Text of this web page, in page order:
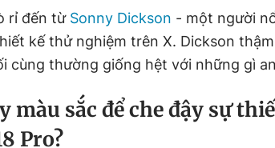
rỉ đến từ Sonny Dickson - một người
kế thử nghiệm trên X. Dickson
cùng thường giống hệt với những gì
màu sắc để che đậy sự
Pro?